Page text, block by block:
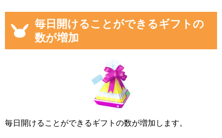
毎日開けることができるギフトの
数が増加
毎日開けることができるギフトの数が増加します。